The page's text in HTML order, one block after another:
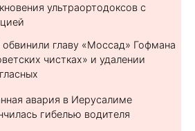
ультраортодоксов с
главу «Моссад» Гофмана
чистках» и удалении
авария в Иерусалиме
гибелью водителя